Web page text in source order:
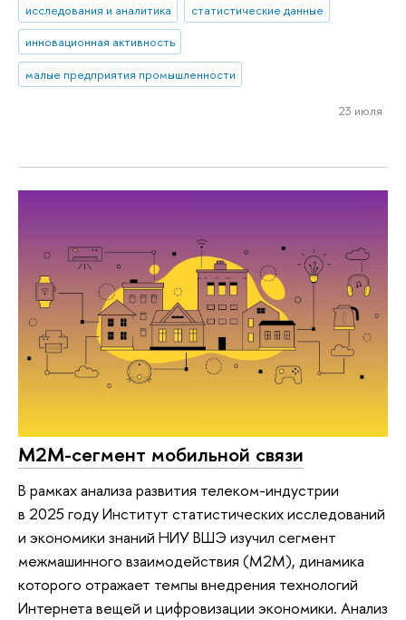
исследования и аналитика
статистические данные
инновационная активность
малые предприятия промышленности
23 июля
M2M-сегмент мобильной связи
В рамках анализа развития телеком-индустрии
в 2025 году Институт статистических исследований
и экономики знаний НИУ ВШЭ изучил сегмент
межмашинного взаимодействия (M2M), динамика
которого отражает темпы внедрения технологий
Интернета вещей и цифровизации экономики. Анализ